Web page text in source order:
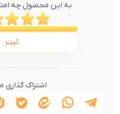
به این محصول چه
ثبت
اشتراک